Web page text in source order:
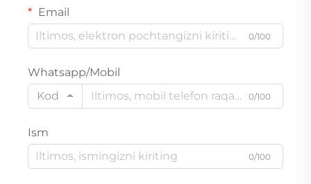
Email
0/100
Whatsapp/Mobil
Kod
0/100
Ism
0/100